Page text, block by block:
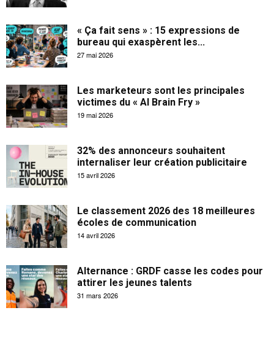
« Ça fait sens » : 15 expressions de
bureau qui exaspèrent les...
27 mai 2026
Les marketeurs sont les principales
victimes du « AI Brain Fry »
19 mai 2026
32% des annonceurs souhaitent
internaliser leur création publicitaire
15 avril 2026
Le classement 2026 des 18 meilleures
écoles de communication
14 avril 2026
Alternance : GRDF casse les codes pour
attirer les jeunes talents
31 mars 2026